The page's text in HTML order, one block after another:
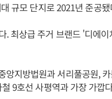
규모 단지로 2021년 준공
. 최상급 주거 브랜드 '디에
지방법원과 서리풀공원,
9호선 사평역과 가장 가깝